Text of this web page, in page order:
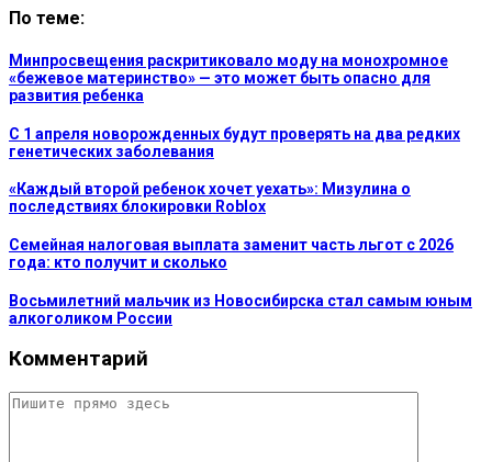
По теме:
Минпросвещения раскритиковало моду на монохромное
«бежевое материнство» — это может быть опасно для
развития ребенка
С 1 апреля новорожденных будут проверять на два редких
генетических заболевания
«Каждый второй ребенок хочет уехать»: Мизулина о
последствиях блокировки Roblox
Семейная налоговая выплата заменит часть льгот с 2026
года: кто получит и сколько
Восьмилетний мальчик из Новосибирска стал самым юным
алкоголиком России
Комментарий